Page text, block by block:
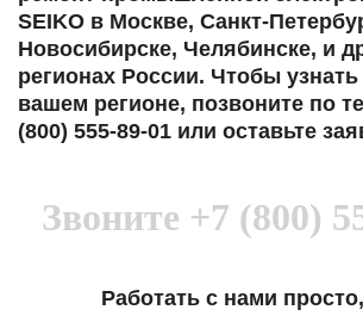
SEIKO в Москве, Санкт-
Новосибирске, Челябинске, и
регионах России. Чтобы
вашем регионе, позвоните по
(800) 555-89-01 или оставьте
Звоните +7 (800)
Работать с нами